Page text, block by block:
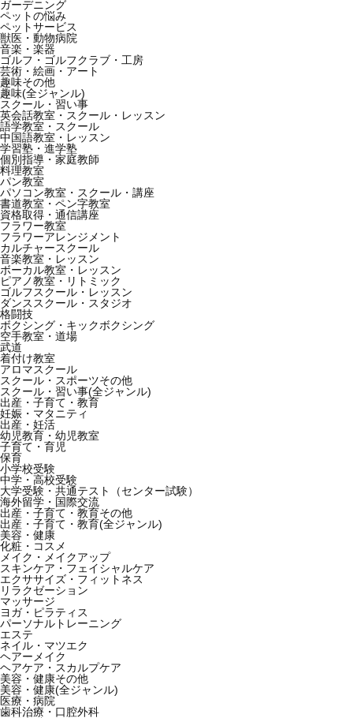
ガーデニング
ペットの悩み
ペットサービス
獣医・動物病院
音楽・楽器
ゴルフ・ゴルフクラブ・工房
芸術・絵画・アート
趣味その他
趣味(全ジャンル)
スクール・習い事
英会話教室・スクール・レッスン
語学教室・スクール
中国語教室・レッスン
学習塾・進学塾
個別指導・家庭教師
料理教室
パン教室
パソコン教室・スクール・講座
書道教室・ペン字教室
資格取得・通信講座
フラワー教室
フラワーアレンジメント
カルチャースクール
音楽教室・レッスン
ボーカル教室・レッスン
ピアノ教室・リトミック
ゴルフスクール・レッスン
ダンススクール・スタジオ
格闘技
ボクシング・キックボクシング
空手教室・道場
武道
着付け教室
アロマスクール
スクール・スポーツその他
スクール・習い事(全ジャンル)
出産・子育て・教育
妊娠・マタニティ
出産・妊活
幼児教育・幼児教室
子育て・育児
保育
小学校受験
中学・高校受験
大学受験・共通テスト（センター試験）
海外留学・国際交流
出産・子育て・教育その他
出産・子育て・教育(全ジャンル)
美容・健康
化粧・コスメ
メイク・メイクアップ
スキンケア・フェイシャルケア
エクササイズ・フィットネス
リラクゼーション
マッサージ
ヨガ・ピラティス
パーソナルトレーニング
エステ
ネイル・マツエク
ヘアーメイク
ヘアケア・スカルプケア
美容・健康その他
美容・健康(全ジャンル)
医療・病院
歯科治療・口腔外科